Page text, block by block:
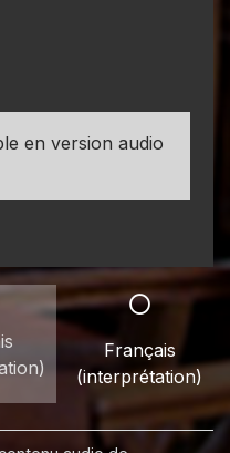
en version audio
Français
(interprétation)